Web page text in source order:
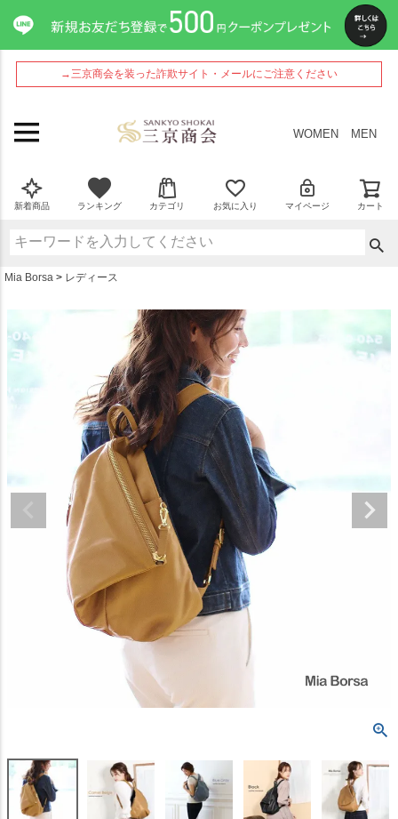
→三京商会を装った詐欺サイト・メールにご注意ください
WOMEN MEN
新着商品 ランキング カテゴリ お気に入り マイページ カート
Mia Borsa レディース
ペー
ジト
ップ
へ